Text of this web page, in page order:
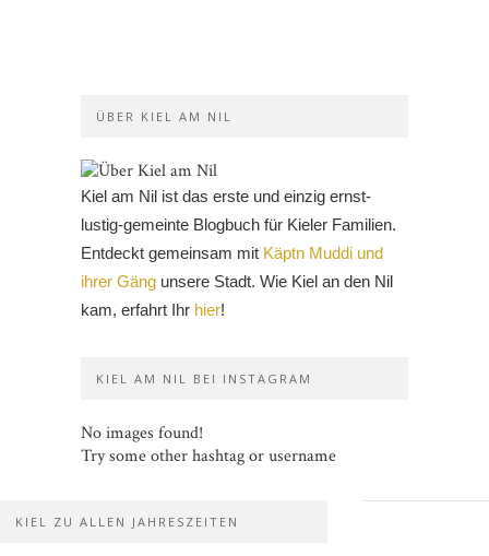
ÜBER KIEL AM NIL
Kiel am Nil ist das erste und einzig ernst-
lustig-gemeinte Blogbuch für Kieler Familien.
Entdeckt gemeinsam mit Käptn Muddi und
ihrer Gäng unsere Stadt. Wie Kiel an den Nil
kam, erfahrt Ihr hier!
KIEL AM NIL BEI INSTAGRAM
No images found!
Try some other hashtag or username
KIEL ZU ALLEN JAHRESZEITEN